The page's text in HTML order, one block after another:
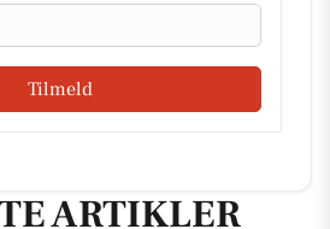
Tilmeld
ARTIKLER